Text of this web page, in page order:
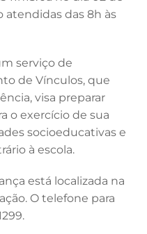
atendidas das 8h às
serviço de
de Vínculos, que
visa preparar
o exercício de sua
socioeducativas e
à escola.
está localizada na
O telefone para